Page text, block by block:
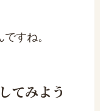
すね。
てみよう